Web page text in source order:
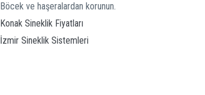
Böcek ve haşeralardan korunun.
Konak Sineklik Fiyatları
İzmir Sineklik Sistemleri